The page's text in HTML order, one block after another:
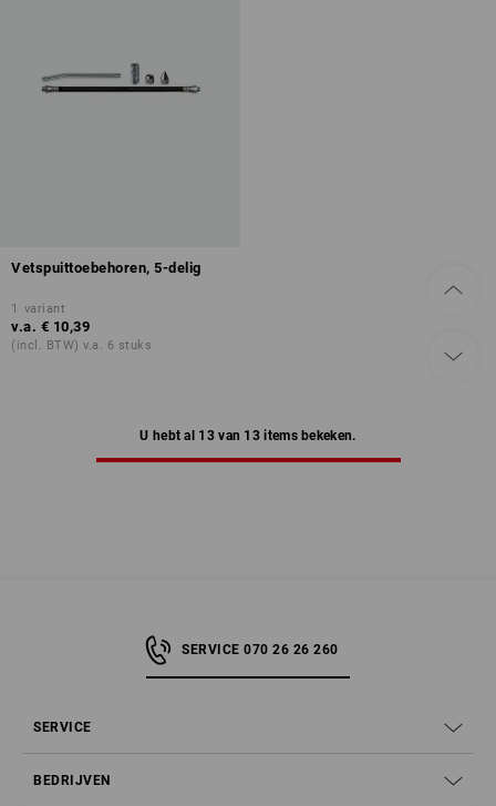
Vetspuittoebehoren, 5-delig
1 variant
v.a. € 10,39
(incl. BTW) v.a. 6 stuks
U hebt al 13 van 13 items bekeken.
SERVICE 070 26 26 260
SERVICE
BEDRIJVEN